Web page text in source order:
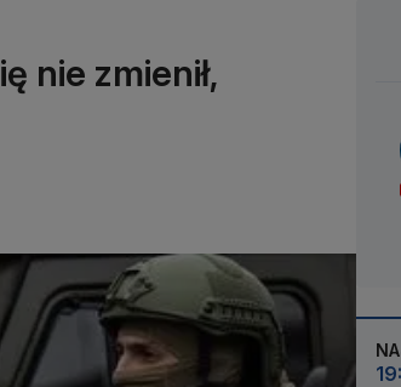
nie zmienił,